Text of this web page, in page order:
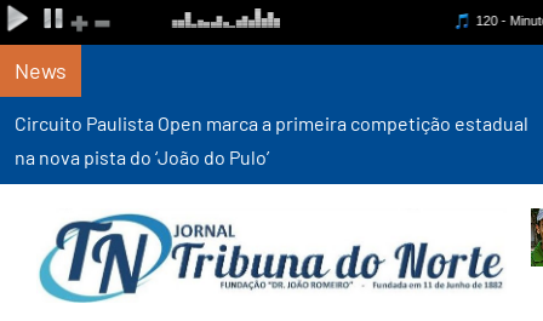
News
Circuito Paulista Open marca a primeira competição estadual
na nova pista do ‘João do Pulo’